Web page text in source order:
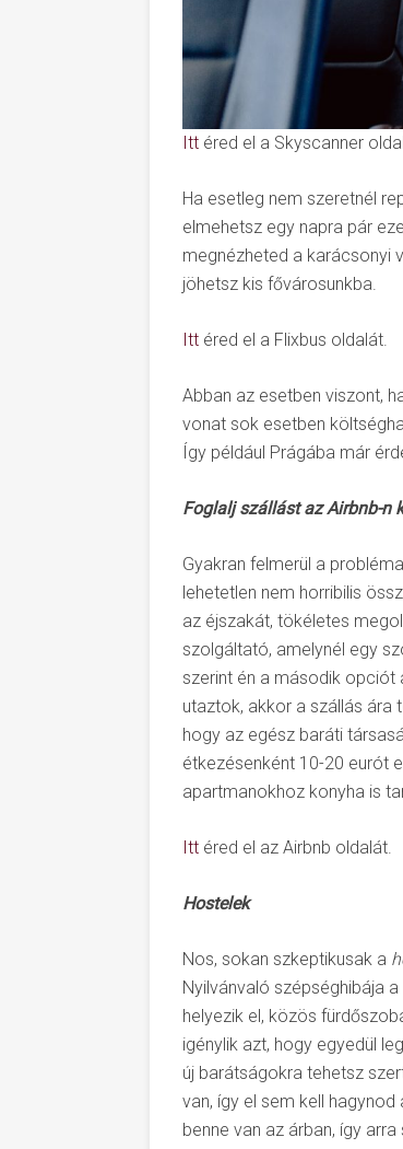
Itt éred el a Skyscanner
Ha esetleg nem szeretnél
elmehetsz egy napra pár
megnézheted a karácsonyi
jöhetsz kis fővárosunkba.
Itt éred el a Flixbus oldalát.
Abban az esetben viszont,
vonat sok esetben
Így például Prágába már
Foglalj szállást az Airbnb-n
Gyakran felmerül a
lehetetlen nem horribilis
az éjszakát, tökéletes
szolgáltató, amelynél egy
szerint én a második opciót
utaztok, akkor a szállás ára
hogy az egész baráti
étkezésenként 10-20 eurót
apartmanokhoz konyha is
Itt éred el az Airbnb oldalát.
Hostelek
Nos, sokan szkeptikusak a
Nyilvánvaló szépséghibája
helyezik el, közös
igénylik azt, hogy egyedül
új barátságokra tehetsz
van, így el sem kell
benne van az árban, így